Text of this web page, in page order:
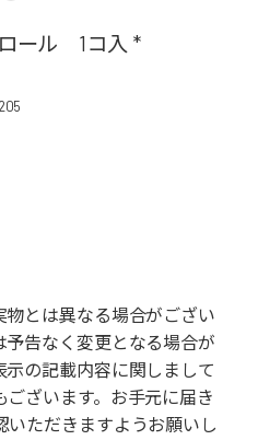
ール 1コ入 *
とは異なる場合がござい
告なく変更となる場合が
示の記載内容に関しまして
ざいます。お手元に届き
いただきますようお願いし